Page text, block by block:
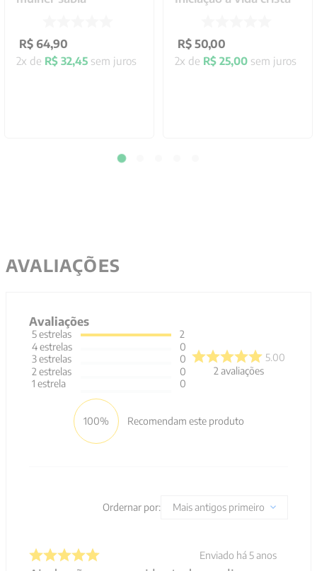
R$ 64,90
2x de R$ 32,45 sem juros
R$ 50,00
2x de R$ 25,00 sem juros
AVALIAÇÕES
Avaliações
5estrelas
4estrelas
3estrelas
2 estrelas
1 estrela
2
0
0
0
0
5.00
2 avaliações
100% Recomendam este produto
Ordernar por: Mais antigos primeiro
Enviado há 5 anos